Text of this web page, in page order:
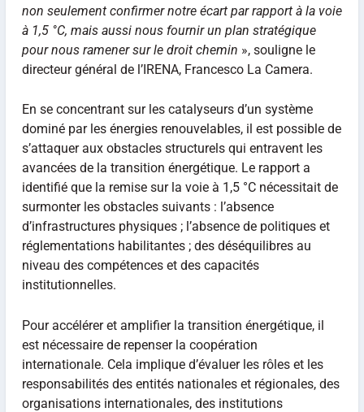
non seulement confirmer notre écart par rapport à la voie
à 1,5 °C, mais aussi nous fournir un plan stratégique
pour nous ramener sur le droit chemin », souligne le
directeur général de l’IRENA, Francesco La Camera.
En se concentrant sur les catalyseurs d’un système
dominé par les énergies renouvelables, il est possible de
s’attaquer aux obstacles structurels qui entravent les
avancées de la transition énergétique. Le rapport a
identifié que la remise sur la voie à 1,5 °C nécessitait de
surmonter les obstacles suivants : l’absence
d’infrastructures physiques ; l’absence de politiques et
réglementations habilitantes ; des déséquilibres au
niveau des compétences et des capacités
institutionnelles.
Pour accélérer et amplifier la transition énergétique, il
est nécessaire de repenser la coopération
internationale. Cela implique d’évaluer les rôles et les
responsabilités des entités nationales et régionales, des
organisations internationales, des institutions